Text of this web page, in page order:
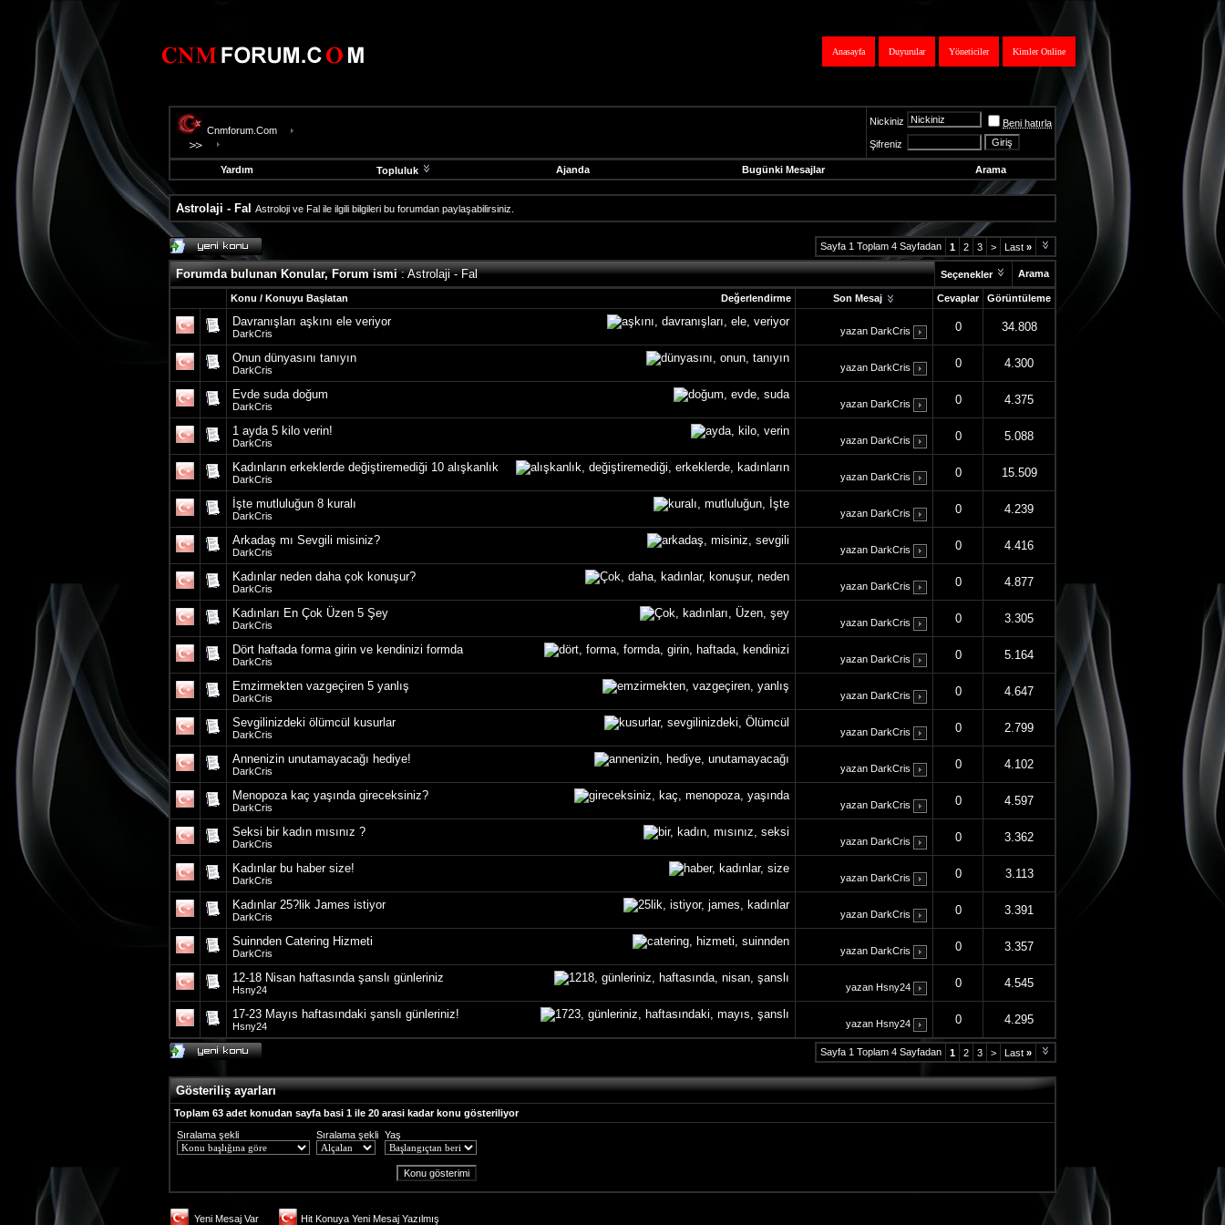
Kimler Online
Yöneticiler
Duyurular
Anasayfa
Cnmforum.Com
Nickiniz
Beni hatırla
Şifreniz
Yardım Topluluk Ajanda Bugünki Mesajlar Arama
Astrolaji - Fal Astroloji ve Fal ile ilgili bilgileri bu forumdan paylaşabilirsiniz.
evooli
fethiye
escort
gaziantep
gaziantep
escort
Sayfa 1 Toplam 4 Sayfadan 1 2 3 > Last »
Forumda bulunan Konular, Forum ismi: Astrolaji - Fal Seçenekler Arama
Değerlendirme
Konu / Konuyu Başlatan Son Mesaj Cevaplar Görüntüleme
Davranışları aşkını ele veriyor
DarkCris yazan DarkCris 0 34.808
Onun dünyasını tanıyın
DarkCris yazan DarkCris 0 4.300
Evde suda doğum
DarkCris yazan DarkCris 0 4.375
1 ayda 5 kilo verin!
DarkCris yazan DarkCris 0 5.088
Kadınların erkeklerde değiştiremediği 10 alışkanlık
DarkCris yazan DarkCris 0 15.509
İşte mutluluğun 8 kuralı
DarkCris yazan DarkCris 0 4.239
Arkadaş mı Sevgili misiniz?
DarkCris yazan DarkCris 0 4.416
Kadınlar neden daha çok konuşur?
DarkCris yazan DarkCris 0 4.877
Kadınları En Çok Üzen 5 Şey
DarkCris yazan DarkCris 0 3.305
Dört haftada forma girin ve kendinizi formda
DarkCris yazan DarkCris 0 5.164
Emzirmekten vazgeçiren 5 yanlış
DarkCris yazan DarkCris 0 4.647
Sevgilinizdeki ölümcül kusurlar
DarkCris yazan DarkCris 0 2.799
Annenizin unutamayacağı hediye!
DarkCris yazan DarkCris 0 4.102
Menopoza kaç yaşında gireceksiniz?
DarkCris yazan DarkCris 0 4.597
Seksi bir kadın mısınız ?
DarkCris yazan DarkCris 0 3.362
Kadınlar bu haber size!
DarkCris yazan DarkCris 0 3.113
Kadınlar 25?lik James istiyor
DarkCris yazan DarkCris 0 3.391
Suinnden Catering Hizmeti
DarkCris yazan DarkCris 0 3.357
12-18 Nisan haftasında şanslı günleriniz
Hsny24 yazan Hsny24 0 4.545
17-23 Mayıs haftasındaki şanslı günleriniz!
Hsny24 yazan Hsny24 0 4.295
Sayfa 1 Toplam 4 Sayfadan 1 2 3 > Last »
Gösteriliş ayarları
Toplam 63 adet konudan sayfa basi 1 ile 20 arasi kadar konu gösteriliyor
Sıralama şekli
Sıralama şekli Yaş
Yeni Mesaj Var Hit Konuya Yeni Mesaj Yazılmış